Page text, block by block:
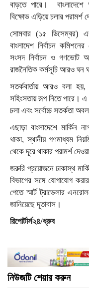
বাড়তে পারে।
বিক্ষোভ এড়িয়ে চলার পরামর্শ
সোমবার (১৫ ডিসেম্বর) এক
বাংলাদেশ নির্বাচন
সংসদ নির্বাচন ও গণভোট
রাজনৈতিক কর্মসূচি আরও ঘন
সতর্কবার্তায় আরও বলা হয়,
সহিংসতায় রূপ নিতে পারে।
চলা এবং সর্বোচ্চ সতর্কতা
এছাড়া বাংলাদেশে মার্কিন
থাকা, স্থানীয় গণমাধ্যম
থেকে দূরে থাকার পরামর্শ
জরুরি প্রয়োজনে ঢাকাস্থ
বিভাগের সঙ্গে যোগাযোগ
পেতে স্মার্ট ট্রাভেলার
জানিয়েছে দূতাবাস।
রিপোর্টার্স২৪/ধ্রুব
নিউজটি শেয়ার করুন